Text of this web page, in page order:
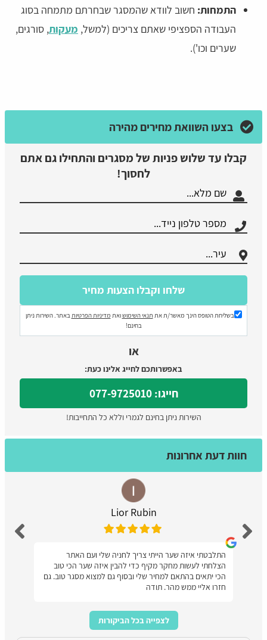
התמחות: חשוב לוודא שהמסגר שבחרתם מתמחה בסוג
העבודה הספציפי שאתם צריכים (למשל, מעקות, סורגים,
שערים וכו').
בצעו השוואת מחירים מהירה
קבלו עד שלוש פניות של מסגרים והתחילו גם אתם
לחסוך!
בשליחת הטופס הינך מאשר/ת את תנאי השימושואת מדיניות הפרטיותבאתר. השירות ניתן
בחינם!
או
באפשרותכם לחייג אלינו כעת:
חייגו: 077-9725010
השירות ניתן בחינם לגמרי וללא כל התחייבות!
חוות דעת אחרונות
Lior Rubin
התלבטתי איזה שער הייתי צריך לחניה שלי ועם האתר
הצלחתי לעשות מחקר מקיף כדי להבין איזה שער הכי טוב
הכי יתאים בהתאם למחיר שלי ובסוף גם למצוא מסגר טוב. גם
חזרו אליי ממש מהר. תודה
לצפייה בכל הביקורות